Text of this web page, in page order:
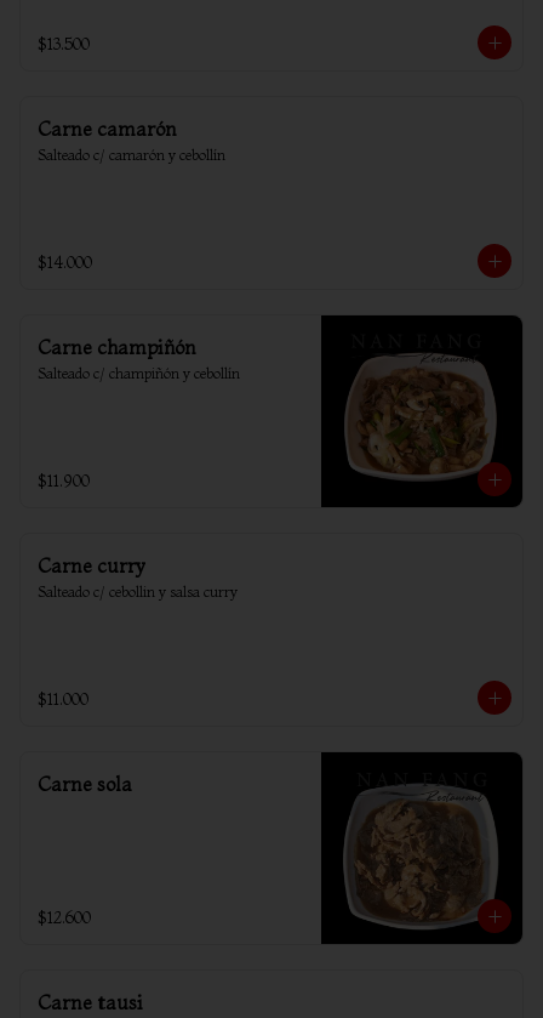
$13.500
Carne camarón
Salteado c/ camarón y cebollín
$14.000
Carne champiñón
Salteado c/ champiñón y cebollín
$11.900
Carne curry
Salteado c/ cebollin y salsa curry
$11.000
Carne sola
$12.600
Carne tausi